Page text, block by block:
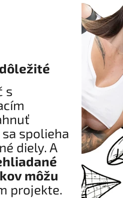
s
spolieha
diely. A
môžu
projekte.